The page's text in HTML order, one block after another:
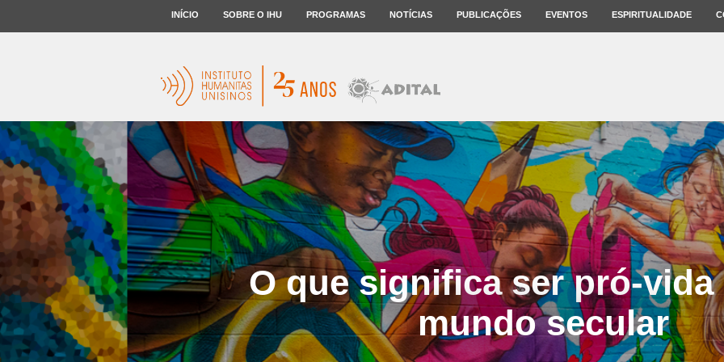
INÍCIO SOBRE O IHU PROGRAMAS NOTÍCIAS PUBLICAÇÕES EVENTOS ESPIRITUALIDADE
O que significa ser pró-vida
mundo secular